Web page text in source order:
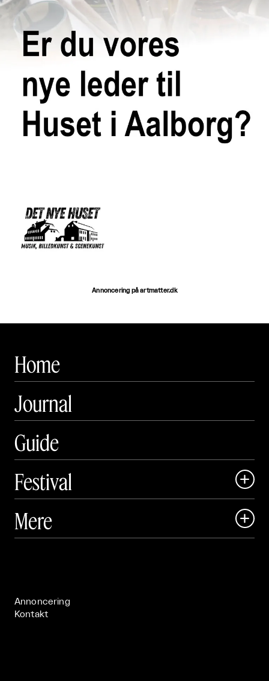
Annoncering på artmatter.dk
Home
Journal
Guide
Festival

 Art Matter Festival
Mere 
Annoncering
Kontakt